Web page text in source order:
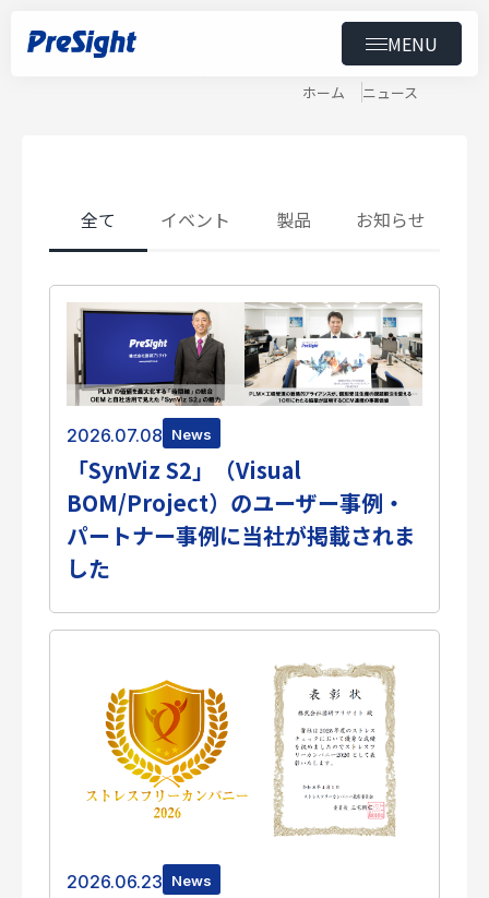
MENU
ニュース
セミナー
ダウンロード
会社情報
スペシャルコンテンツ用語集
採用情報
個人情報保護方針
サイトのご利用にあたって
サイトマップ
News
ホーム ニュース
全て イベント 製品 お知らせ
2026.07.08 News
「SynViz S2」（Visual
BOM/Project）のユーザー事例・
パートナー事例に当社が掲載されま
した
2026.06.23 News